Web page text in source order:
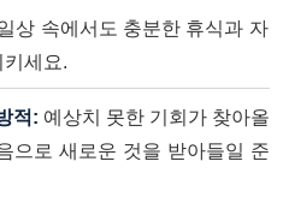
상 속에서도 충분한 휴식과 자
세요.
적: 예상치 못한 기회가 찾아올
으로 새로운 것을 받아들일 준